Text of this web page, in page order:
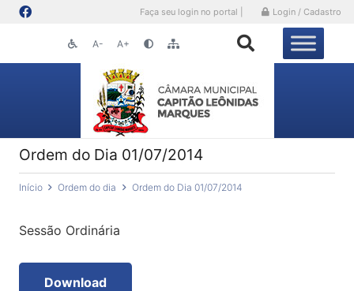
Faça seu login no portal | Login / Cadastro
A- A+
Ordem do Dia 01/07/2014
Início Ordem do dia Ordem do Dia 01/07/2014
Sessão Ordinária
Download